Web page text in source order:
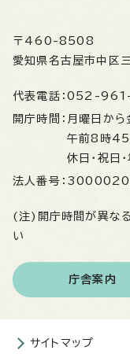
〒460-8508
愛知県名古屋市中区
代表電話： 052-
開庁時間： 月曜日か
午前8時45
休日・祝日
法人番号：
(注)開庁時間が異な
い
庁舎案内
サイトマップ